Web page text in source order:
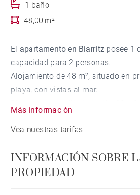
1 baño
48,00 m²
El apartamento en Biarritz posee 1
capacidad para 2 personas.
Alojamiento de 48 m², situado en
playa, con vistas al mar.
calefacción central, aire
microondas, horno, congelador,
lavavajillas, vajilla/cubertería,
Más información
Vea nuestras tarifas
INFORMACIÓN SOBRE
PROPIEDAD